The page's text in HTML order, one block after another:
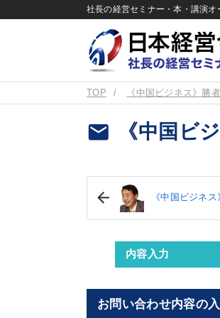
社長の経営セミナー・本・講演
TOP 《中国ビジネス》勝
email 《中国ビ
《中国ビジネ
内容入力
お問い合わせ内容の